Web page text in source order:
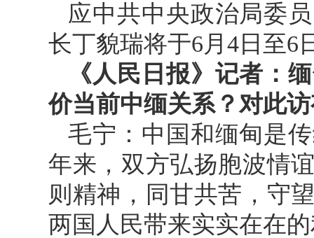
应中共中央政治局委
长丁貌瑞将于6月4日至6
《人民日报》记者：
价当前中缅关系？对此
毛宁：中国和缅甸是
年来，双方弘扬胞波情
则精神，同甘共苦，守
两国人民带来实实在在